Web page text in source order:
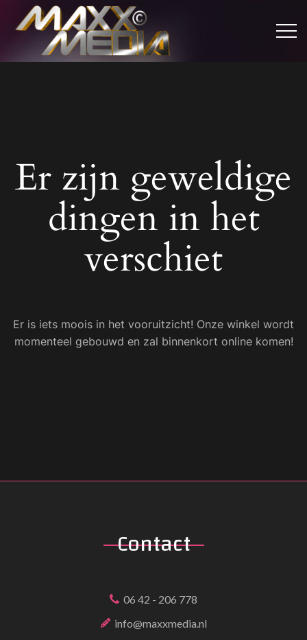
Er zijn geweldige
dingen in het
verschiet
Er is iets moois in het vooruitzicht! Onze winkel wordt
momenteel gebouwd en zal binnenkort online komen!
Contact
06 42 - 206 778
info@maxxmedia.nl